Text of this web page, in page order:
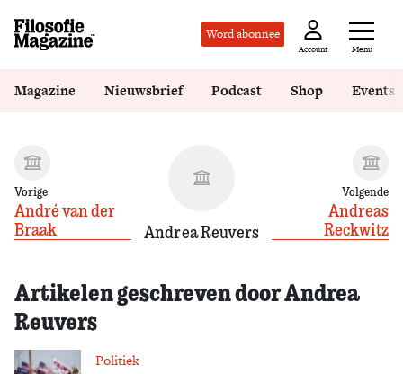
Word abonnee
Account Menu
Magazine Nieuwsbrief Podcast Shop Events
Vorige
André van der
Braak
Andrea Reuvers
Volgende
Andreas
Reckwitz
Artikelen geschreven door Andrea
Reuvers
Politiek